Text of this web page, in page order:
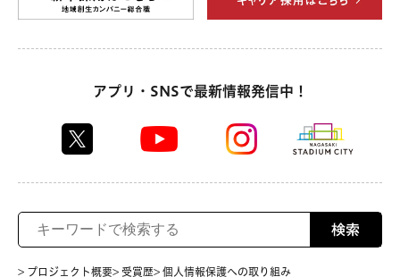
アプリ・SNSで最新情報発信中！
検索
> プロジェクト概要> 受賞歴> 個人情報保護への取り組み